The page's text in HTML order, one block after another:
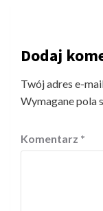
Dodaj
Twój adres e-
Wymagane pola
Komentarz *